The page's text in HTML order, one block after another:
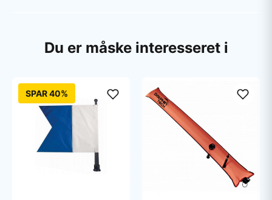
Du er måske interesseret i
SPAR 40%